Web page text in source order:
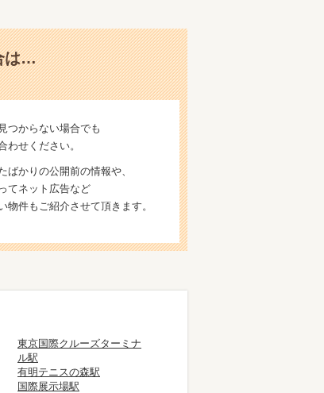
は…
つからない場合でも
わせください。
ばかりの公開前の情報や、
てネット広告など
物件もご紹介させて頂きます。
東京国際クルーズターミナ
ル駅
有明テニスの森駅
国際展示場駅